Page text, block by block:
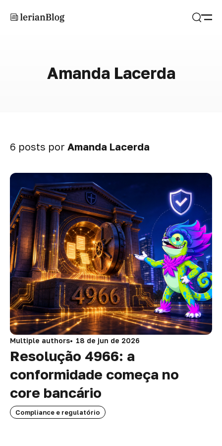
Amanda Lacerda
6 posts por Amanda Lacerda
Multiple authors 18 de jun de 2026
Resolução 4966: a
conformidade começa no
core bancário
Compliance e regulatório